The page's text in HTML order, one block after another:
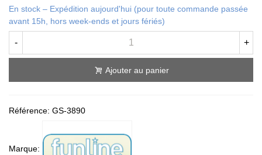
En stock – Expédition aujourd'hui (pour toute commande passée
avant 15h, hors week-ends et jours fériés)
- +
Ajouter au panier
Référence: GS-3890
Marque: